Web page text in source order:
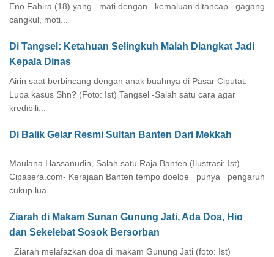
Eno Fahira (18) yang mati dengan kemaluan ditancap gagang
cangkul, moti...
Di Tangsel: Ketahuan Selingkuh Malah Diangkat Jadi
Kepala Dinas
Airin saat berbincang dengan anak buahnya di Pasar Ciputat.
Lupa kasus Shn? (Foto: Ist) Tangsel -Salah satu cara agar
kredibili...
Di Balik Gelar Resmi Sultan Banten Dari Mekkah
Maulana Hassanudin, Salah satu Raja Banten (Ilustrasi: Ist)
Cipasera.com- Kerajaan Banten tempo doeloe punya pengaruh
cukup lua...
Ziarah di Makam Sunan Gunung Jati, Ada Doa, Hio
dan Sekelebat Sosok Bersorban
Ziarah melafazkan doa di makam Gunung Jati (foto: Ist)